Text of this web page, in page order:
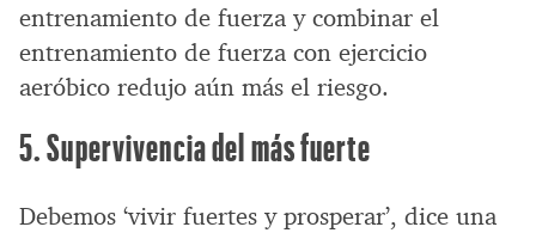
entrenamiento de fuerza y combinar el
entrenamiento de fuerza con ejercicio
aeróbico redujo aún más el riesgo.
5. Supervivencia del más fuerte
Debemos ‘vivir fuertes y prosperar’, dice una